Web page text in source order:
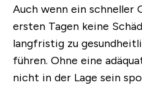
Auch wenn ein schneller
ersten Tagen keine
langfristig zu
führen. Ohne eine
nicht in der Lage sein